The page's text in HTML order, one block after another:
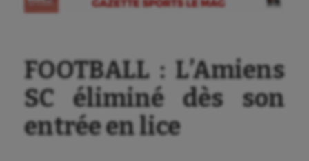
FOOTBALL : L’Amiens
SC éliminé dès son
entrée en lice